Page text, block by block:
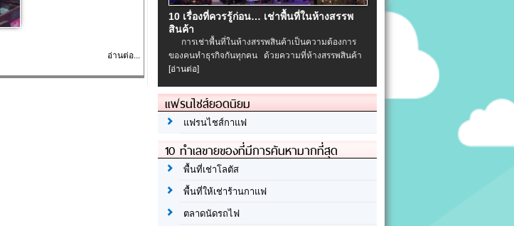
อ่านต่อ...
10 เรื่องที่ควรรู้ก่อน… เช่าพื้นที่ในห้างสรรพ
สินค้า
การเช่าพื้นที่ในห้างสรรพสินค้าเป็นความต้องการ
ของคนทำธุรกิจกันทุกคน ด้วยความที่ห้างสรรพสินค้า
[อ่านต่อ]
แฟรนไชส์ยอดนิยม
แฟรนไชส์กาแฟ
10 ทำเลขายของที่มีการค้นหามากที่สุด
พื้นที่เช่าโลตัส
พื้นที่ให้เช่าร้านกาแฟ
ตลาดนัดรถไฟ